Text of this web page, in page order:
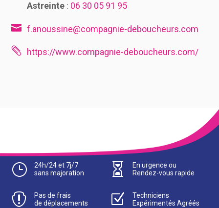
Astreinte: 06 30 05 91 95
 f.anoussine@compagnie-deboucheurs.com
 https://www.compagnie-deboucheurs.com/
}
24h/24 et 7j/7
sans majoration

En urgence ou
Rendez-vous rapide

Pas de frais
de déplacements
Z
Techniciens
Expérimentés Agréés